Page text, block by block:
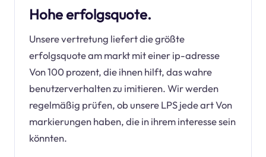
Hohe erfolgsquote.
Unsere vertretung liefert die größte
erfolgsquote am markt mit einer ip-adresse
Von 100 prozent, die ihnen hilft, das wahre
benutzerverhalten zu imitieren. Wir werden
regelmäßig prüfen, ob unsere LPS jede art Von
markierungen haben, die in ihrem interesse sein
könnten.